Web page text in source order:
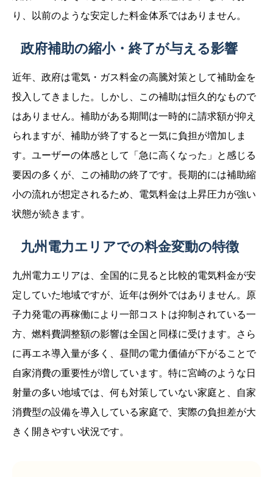
り、以前のような安定した料金体系ではありません。
政府補助の縮小・終了が与える影響
近年、政府は電気・ガス料金の高騰対策として補助金を
投入してきました。しかし、この補助は恒久的なもので
はありません。補助がある期間は一時的に請求額が抑え
られますが、補助が終了すると一気に負担が増加しま
す。ユーザーの体感として「急に高くなった」と感じる
要因の多くが、この補助の終了です。長期的には補助縮
小の流れが想定されるため、電気料金は上昇圧力が強い
状態が続きます。
九州電力エリアでの料金変動の特徴
九州電力エリアは、全国的に見ると比較的電気料金が安
定していた地域ですが、近年は例外ではありません。原
子力発電の再稼働により一部コストは抑制されている一
方、燃料費調整額の影響は全国と同様に受けます。さら
に再エネ導入量が多く、昼間の電力価値が下がることで
自家消費の重要性が増しています。特に宮崎のような日
射量の多い地域では、何も対策していない家庭と、自家
消費型の設備を導入している家庭で、実際の負担差が大
きく開きやすい状況です。